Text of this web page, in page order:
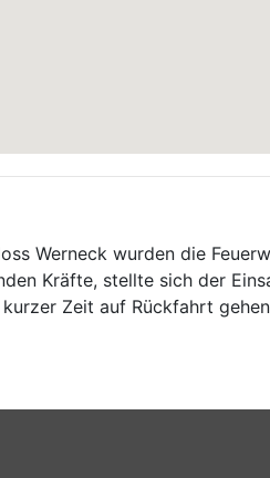
Werneck wurden die
Kräfte, stellte sich der
Zeit auf Rückfahrt